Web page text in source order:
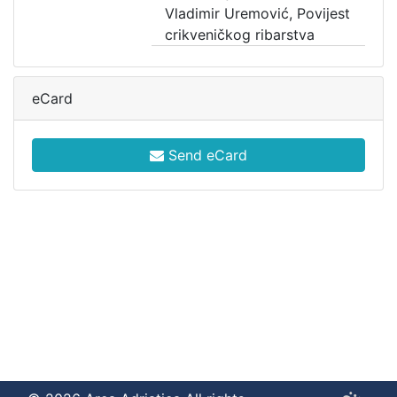
Vladimir Uremović, Povijest
crikveničkog ribarstva
eCard
Send eCard